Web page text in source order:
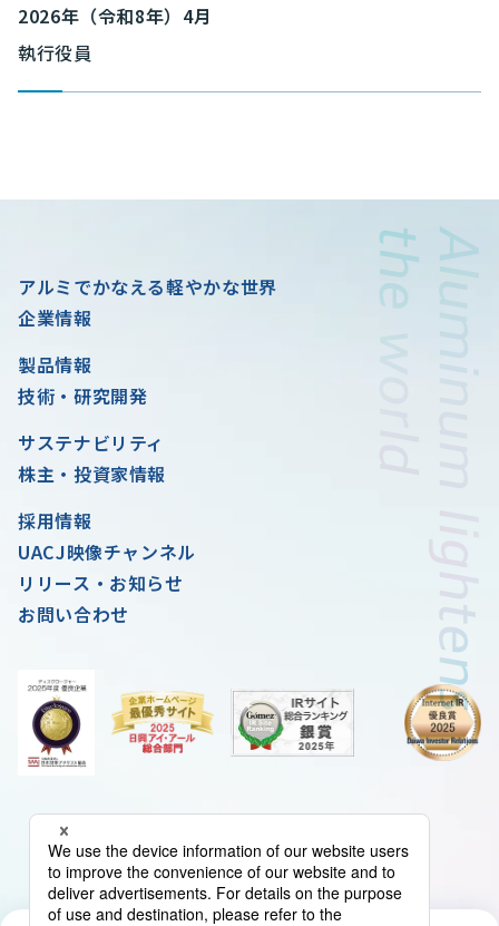
2026年（令和8年）4月
執行役員
アルミでかなえる軽やかな世界
企業情報
製品情報
技術・研究開発
サステナビリティ
株主・投資家情報
採用情報
UACJ映像チャンネル
リリース・お知らせ
お問い合わせ